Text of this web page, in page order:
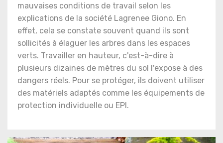
mauvaises conditions de travail selon les
explications de la société Lagrenee Giono. En
effet, cela se constate souvent quand ils sont
sollicités à élaguer les arbres dans les espaces
verts. Travailler en hauteur, c'est-à-dire à
plusieurs dizaines de mètres du sol l'expose à des
dangers réels. Pour se protéger, ils doivent utiliser
des matériels adaptés comme les équipements de
protection individuelle ou EPI.